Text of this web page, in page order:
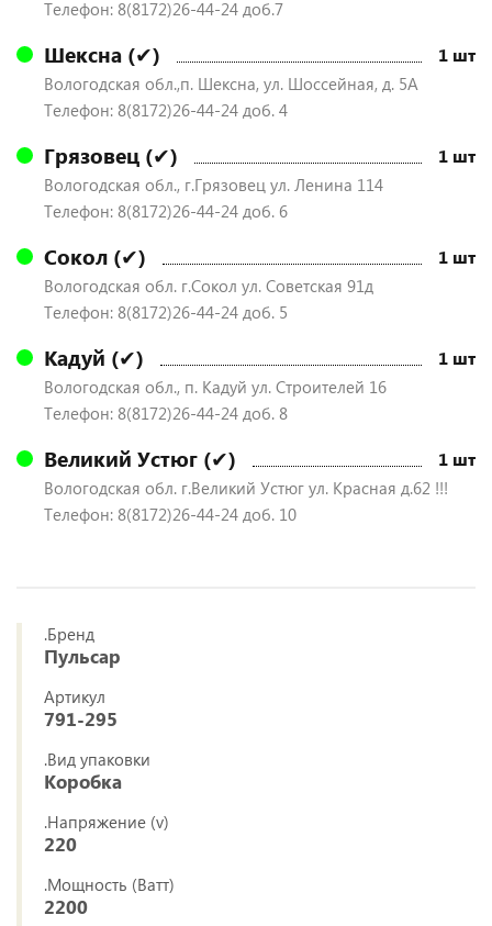
Телефон: 8(8172)26-44-24 доб.7
Шексна (✔) 1 шт
Вологодская обл.,п. Шексна, ул. Шоссейная, д. 5А
Телефон: 8(8172)26-44-24 доб. 4
Грязовец (✔) 1 шт
Вологодская обл., г.Грязовец ул. Ленина 114
Телефон: 8(8172)26-44-24 доб. 6
Сокол (✔) 1 шт
Вологодская обл. г.Сокол ул. Советская 91д
Телефон: 8(8172)26-44-24 доб. 5
Кадуй (✔) 1 шт
Вологодская обл., п. Кадуй ул. Строителей 16
Телефон: 8(8172)26-44-24 доб. 8
Великий Устюг (✔) 1 шт
Вологодская обл. г.Великий Устюг ул. Красная д.62 !!!
Телефон: 8(8172)26-44-24 доб. 10
.Бренд
Пульсар
Артикул
791-295
.Вид упаковки
Коробка
.Напряжение (v)
220
.Мощность (Ватт)
2200